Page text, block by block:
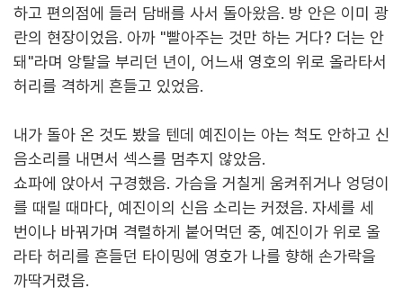
하고 편의점에 들러 담배를 사서 돌아왔음. 방 안은 이미 광
란의 현장이었음. 아까 "빨아주는 것만 하는 거다? 더는 안
돼"라며 앙탈을 부리던 년이, 어느새 영호의 위로 올라타서
허리를 격하게 흔들고 있었음.
내가 돌아 온 것도 봤을 텐데 예진이는 아는 척도 안하고 신
음소리를 내면서 섹스를 멈추지 않았음.
쇼파에 앉아서 구경했음. 가슴을 거칠게 움켜쥐거나 엉덩이
를 때릴 때마다, 예진이의 신음 소리는 커졌음. 자세를 세
번이나 바꿔가며 격렬하게 붙어먹던 중, 예진이가 위로 올
라타 허리를 흔들던 타이밍에 영호가 나를 향해 손가락을
까딱거렸음.